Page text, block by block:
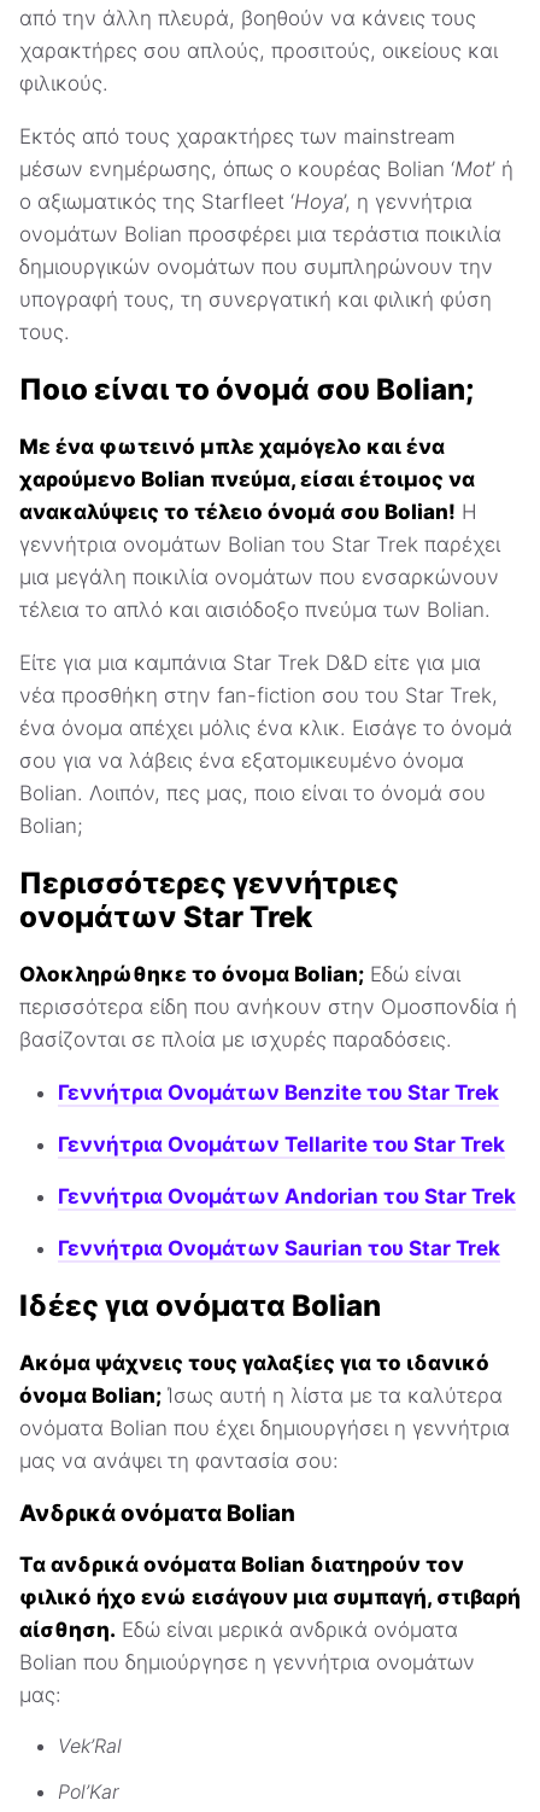
από την άλλη πλευρά, βοηθούν να κάνεις τους
χαρακτήρες σου απλούς, προσιτούς, οικείους και
φιλικούς.
Εκτός από τους χαρακτήρες των mainstream
μέσων ενημέρωσης, όπως ο κουρέας Bolian ‘Mot’ ή
ο αξιωματικός της Starfleet ‘Hoya’, η γεννήτρια
ονομάτων Bolian προσφέρει μια τεράστια ποικιλία
δημιουργικών ονομάτων που συμπληρώνουν την
υπογραφή τους, τη συνεργατική και φιλική φύση
τους.
Ποιο είναι το όνομά σου Bolian;
Με ένα φωτεινό μπλε χαμόγελο και ένα
χαρούμενο Bolian πνεύμα, είσαι έτοιμος να
ανακαλύψεις το τέλειο όνομά σου Bolian! Η
γεννήτρια ονομάτων Bolian του Star Trek παρέχει
μια μεγάλη ποικιλία ονομάτων που ενσαρκώνουν
τέλεια το απλό και αισιόδοξο πνεύμα των Bolian.
Είτε για μια καμπάνια Star Trek D&D είτε για μια
νέα προσθήκη στην fan-fiction σου του Star Trek,
ένα όνομα απέχει μόλις ένα κλικ. Εισάγε το όνομά
σου για να λάβεις ένα εξατομικευμένο όνομα
Bolian. Λοιπόν, πες μας, ποιο είναι το όνομά σου
Bolian;
Περισσότερες γεννήτριες
ονομάτων Star Trek
Ολοκληρώθηκε το όνομα Bolian; Εδώ είναι
περισσότερα είδη που ανήκουν στην Ομοσπονδία ή
βασίζονται σε πλοία με ισχυρές παραδόσεις.
Γεννήτρια Ονομάτων Benzite του Star Trek
Γεννήτρια Ονομάτων Tellarite του Star Trek
Γεννήτρια Ονομάτων Andorian του Star Trek
Γεννήτρια Ονομάτων Saurian του Star Trek
Ιδέες για ονόματα Bolian
Ακόμα ψάχνεις τους γαλαξίες για το ιδανικό
όνομα Bolian; Ίσως αυτή η λίστα με τα καλύτερα
ονόματα Bolian που έχει δημιουργήσει η γεννήτρια
μας να ανάψει τη φαντασία σου:
Ανδρικά ονόματα Bolian
Τα ανδρικά ονόματα Bolian διατηρούν τον
φιλικό ήχο ενώ εισάγουν μια συμπαγή, στιβαρή
αίσθηση. Εδώ είναι μερικά ανδρικά ονόματα
Bolian που δημιούργησε η γεννήτρια ονομάτων
μας:
Vek’Ral
Pol’Kar